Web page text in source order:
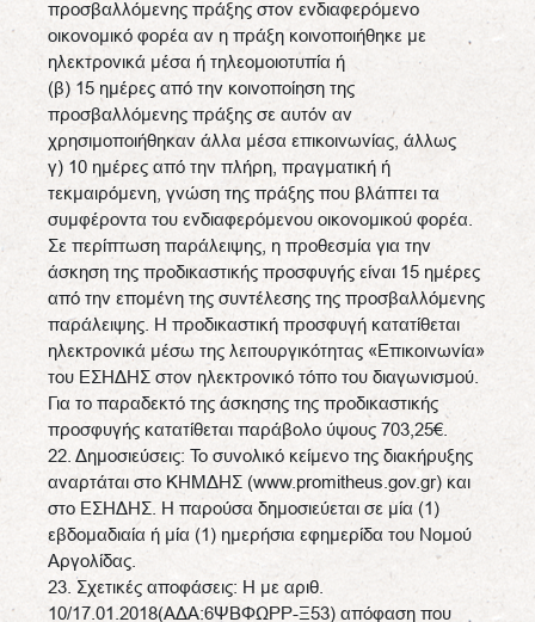
προσβαλλόμενης πράξης στον ενδιαφερόμενο
οικονομικό φορέα αν η πράξη κοινοποιήθηκε με
ηλεκτρονικά μέσα ή τηλεομοιοτυπία ή
(β) 15 ημέρες από την κοινοποίηση της
προσβαλλόμενης πράξης σε αυτόν αν
χρησιμοποιήθηκαν άλλα μέσα επικοινωνίας, άλλως
γ) 10 ημέρες από την πλήρη, πραγματική ή
τεκμαιρόμενη, γνώση της πράξης που βλάπτει τα
συμφέροντα του ενδιαφερόμενου οικονομικού φορέα.
Σε περίπτωση παράλειψης, η προθεσμία για την
άσκηση της προδικαστικής προσφυγής είναι 15 ημέρες
από την επομένη της συντέλεσης της προσβαλλόμενης
παράλειψης. Η προδικαστική προσφυγή κατατίθεται
ηλεκτρονικά μέσω της λειτουργικότητας «Επικοινωνία»
του ΕΣΗΔΗΣ στον ηλεκτρονικό τόπο του διαγωνισμού.
Για το παραδεκτό της άσκησης της προδικαστικής
προσφυγής κατατίθεται παράβολο ύψους 703,25€.
22. Δημοσιεύσεις: Το συνολικό κείμενο της διακήρυξης
αναρτάται στο ΚΗΜΔΗΣ (www.promitheus.gov.gr) και
στο ΕΣΗΔΗΣ. Η παρούσα δημοσιεύεται σε μία (1)
εβδομαδιαία ή μία (1) ημερήσια εφημερίδα του Νομού
Αργολίδας.
23. Σχετικές αποφάσεις: Η με αριθ.
10/17.01.2018(ΑΔΑ:6ΨΒΦΩΡΡ-Ξ53) απόφαση που